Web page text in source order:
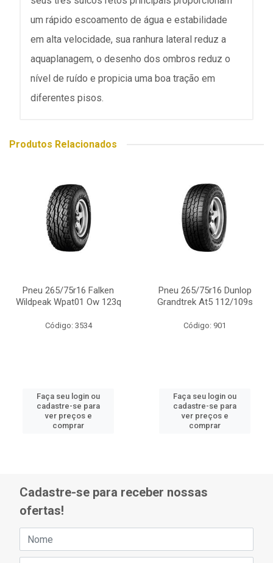
um rápido escoamento de água e estabilidade
em alta velocidade, sua ranhura lateral reduz a
aquaplanagem, o desenho dos ombros reduz o
nível de ruído e propicia uma boa tração em
diferentes pisos.
Produtos Relacionados
Pneu 265/75r16 Falken
Wildpeak Wpat01 Ow 123q
Código: 3534
Faça seu login ou
cadastre-se para
ver preços e
comprar
Pneu 265/75r16 Dunlop
Grandtrek At5 112/109s
Código: 901
Faça seu login ou
cadastre-se para
ver preços e
comprar
Cadastre-se para receber nossas
ofertas!